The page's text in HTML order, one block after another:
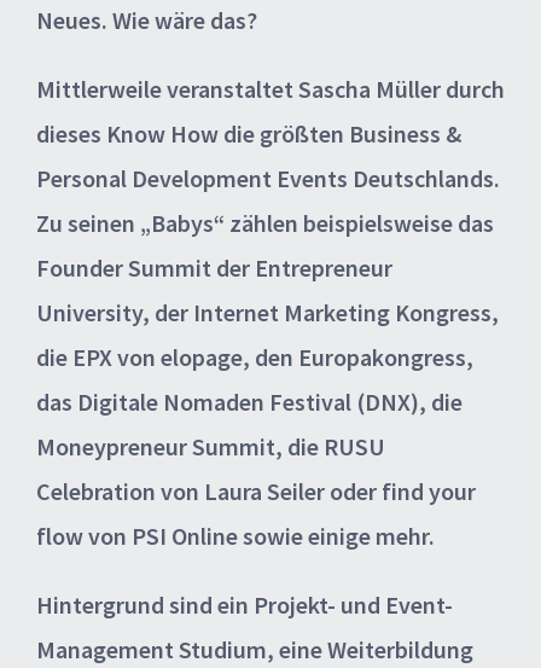
Neues. Wie wäre das?
Mittlerweile veranstaltet Sascha Müller durch
dieses Know How die größten Business &
Personal Development Events Deutschlands.
Zu seinen „Babys“ zählen beispielsweise das
Founder Summit der Entrepreneur
University, der Internet Marketing Kongress,
die EPX von elopage, den Europakongress,
das Digitale Nomaden Festival (DNX), die
Moneypreneur Summit, die RUSU
Celebration von Laura Seiler oder find your
flow von PSI Online sowie einige mehr.
Hintergrund sind ein Projekt- und Event-
Management Studium, eine Weiterbildung